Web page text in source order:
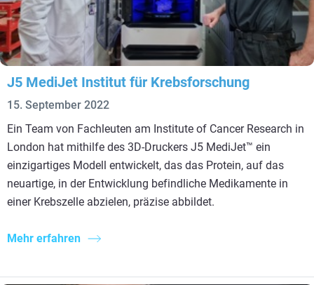
J5 MediJet Institut für Krebsforschung
15. September 2022
Ein Team von Fachleuten am Institute of Cancer Research in
London hat mithilfe des 3D-Druckers J5 MediJet™ ein
einzigartiges Modell entwickelt, das das Protein, auf das
neuartige, in der Entwicklung befindliche Medikamente in
einer Krebszelle abzielen, präzise abbildet.
Mehr erfahren